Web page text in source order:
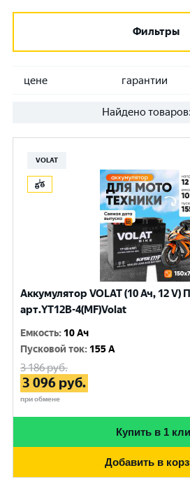
Фильтры
цене гарантии
Найдено товаров:
VOLAT
Аккумулятор VOLAT (10 Ач, 12 V)
арт.YT12B-4(MF)Volat
Емкость: 10 Ач
Пусковой ток: 155 A
3 186руб.
3 096 руб.
при обмене
Купить в 1
Добавить в